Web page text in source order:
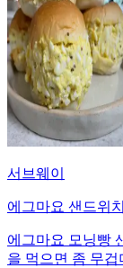
서브웨이
에그마요 샌드위치
에그마요 모닝빵
을 먹으면 좀 무